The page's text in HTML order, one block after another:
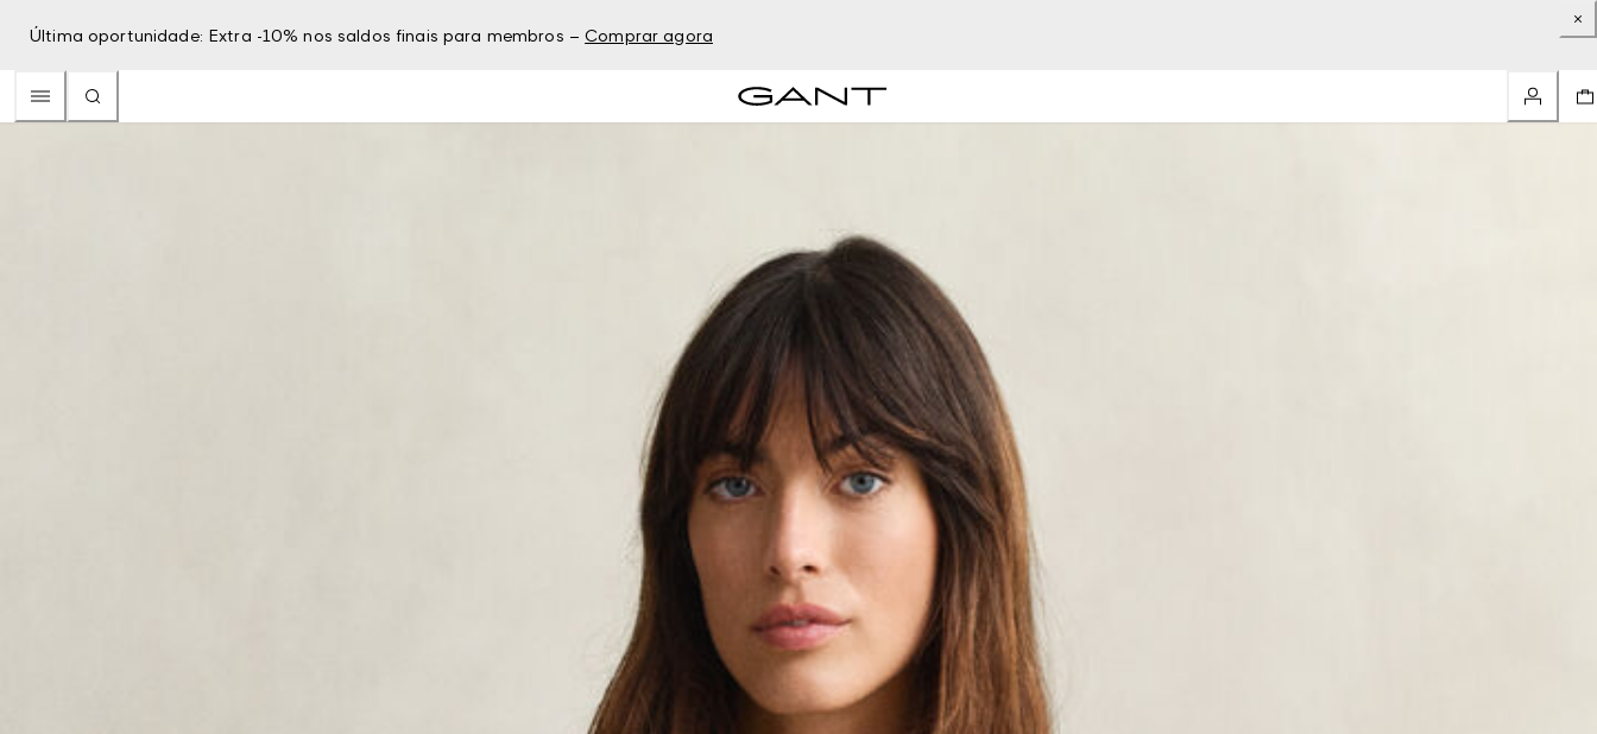
Última oportunidade: Extra -10% nos saldos finais para membros – Comprar agora